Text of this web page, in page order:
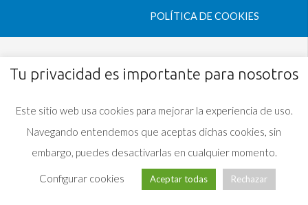
POLÍTICA DE COOKIES
Tu privacidad es importante para nosotros
Este sitio web usa cookies para mejorar la experiencia de uso.
Navegando entendemos que aceptas dichas cookies, sin
embargo, puedes desactivarlas en cualquier momento.
Configurar cookies Aceptar todas Rechazar